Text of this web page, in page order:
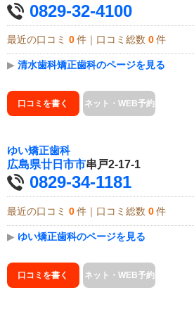
0829-32-4100
最近の口コミ 0 件｜口コミ総数 0 件
▶ 清水歯科矯正歯科のページを見る
口コミを書く ネット・WEB予約
ゆい矯正歯科
広島県廿日市市串戸2-17-1
0829-34-1181
最近の口コミ 0 件｜口コミ総数 0 件
▶ ゆい矯正歯科のページを見る
口コミを書く ネット・WEB予約